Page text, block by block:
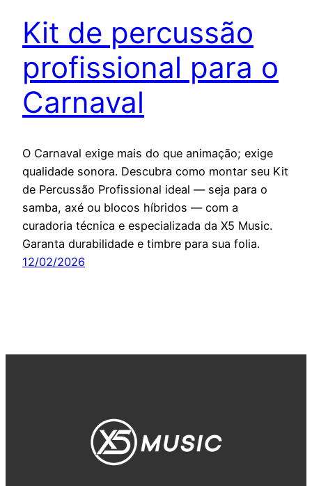
Kit de percussão
profissional para o
Carnaval
O Carnaval exige mais do que animação; exige
qualidade sonora. Descubra como montar seu Kit
de Percussão Profissional ideal — seja para o
samba, axé ou blocos híbridos — com a
curadoria técnica e especializada da X5 Music.
Garanta durabilidade e timbre para sua folia.
12/02/2026